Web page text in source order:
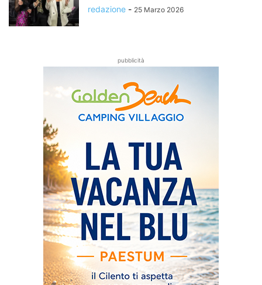
redazione - 25 Marzo 2026
pubblicità